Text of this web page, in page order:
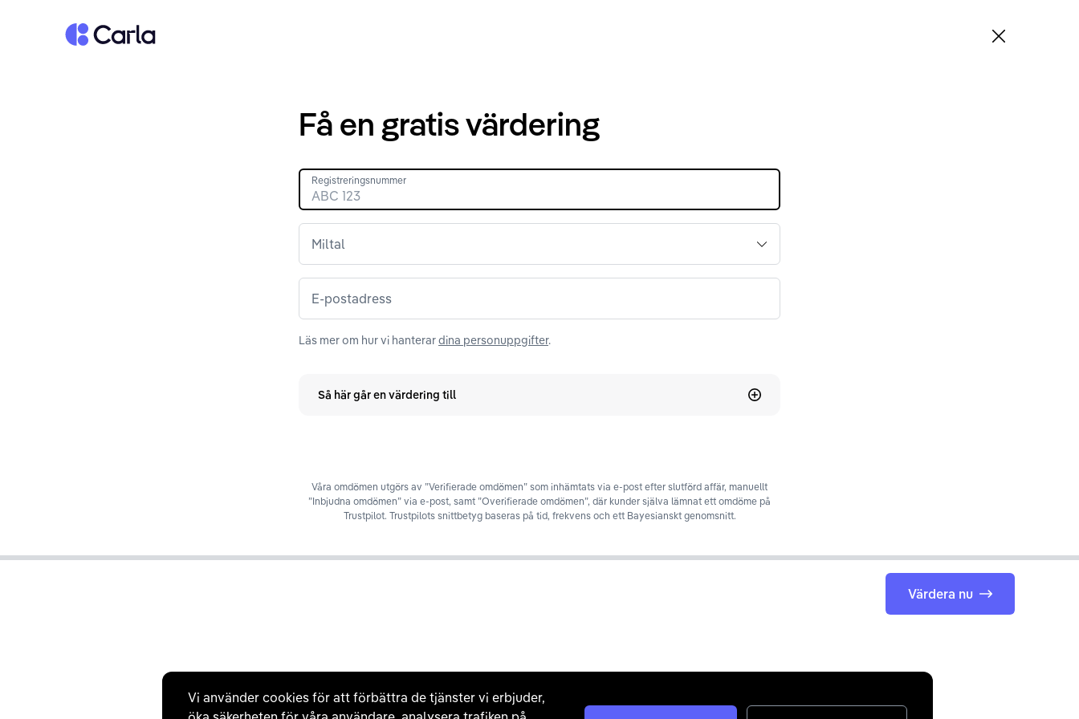
Vi använder cookies för att förbättra de tjänster vi erbjuder,
Tillbaka till startsidan
Få en gratis värdering
Registreringsnummer
Miltal
E-postadress
Läs mer om hur vi hanterardina personuppgifter.
Så här går en värdering till
Våra omdömen utgörs av ”Verifierade omdömen” som inhämtats via e-post efter slutförd affär, manuellt
”Inbjudna omdömen” via e-post, samt ”Overifierade omdömen”, där kunder själva lämnat ett omdöme på
Trustpilot. Trustpilots snittbetyg baseras på tid, frekvens och ett Bayesianskt genomsnitt.
Värdera nu